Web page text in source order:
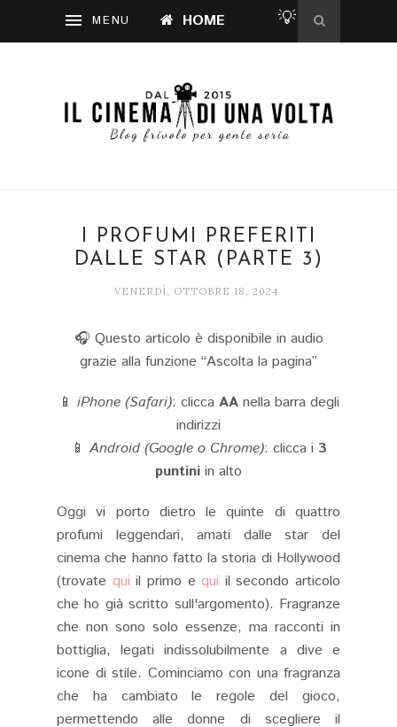
HOME 💡
I PROFUMI PREFERITI
DALLE STAR (PARTE 3)
VENERDÌ, OTTOBRE 18, 2024
🎧 Questo articolo è disponibile in audio
grazie alla funzione “Ascolta la pagina”
📱 iPhone (Safari): clicca AAnella barra degli
indirizzi
📱 Android (Google o Chrome): clicca i 3
puntini in alto
Oggi vi porto dietro le quinte di quattro
profumi leggendari, amati dalle star del
cinema che hanno fatto la storia di Hollywood
(trovate qui il primo equi il secondo articolo
che ho già scritto sull'argomento). Fragranze
che non sono solo essenze, ma racconti in
bottiglia, legati indissolubilmente a dive e
icone di stile. Cominciamo con una fragranza
che ha cambiato le regole del gioco,
permettendo alle donne di scegliere il